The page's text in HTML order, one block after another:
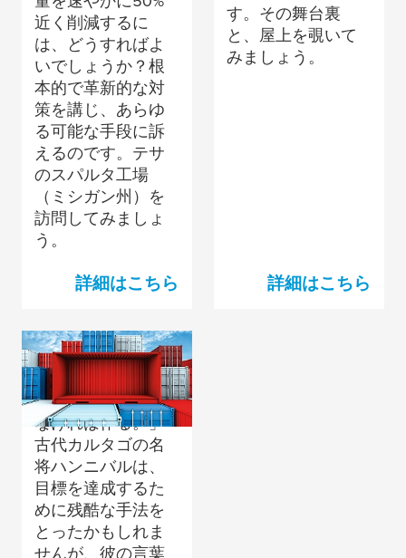
近く削減するに
は、どうすればよ
いでしょうか？根
本的で革新的な対
策を講じ、あらゆ
る可能な手段に訴
えるのです。テサ
のスパルタ工場
（ミシガン州）を
訪問してみましょ
う。
詳細はこちら
す。その舞台裏
と、屋上を覗いて
みましょう。
詳細はこちら
可能性の限界を超え
て
「道は見つける。
なければ作る。」
古代カルタゴの名
将ハンニバルは、
目標を達成するた
めに残酷な手法を
とったかもしれま
せんが、彼の言葉